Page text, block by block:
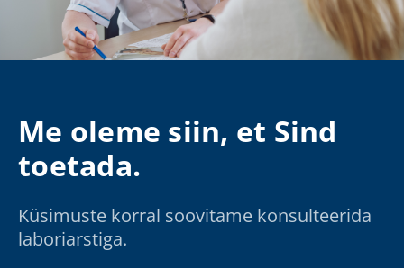
Me oleme siin, et Sind
toetada.
Küsimuste korral soovitame konsulteerida
laboriarstiga.